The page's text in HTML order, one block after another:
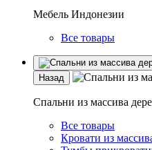
Мебель Индонезии
Все товары
Назад
Спальни из массива
Все товары
Кровати из